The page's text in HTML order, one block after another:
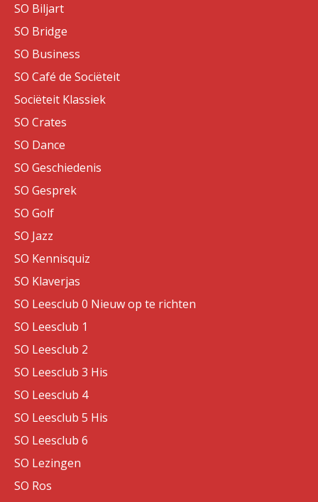
SO Biljart
SO Bridge
SO Business
SO Café de Sociëteit
Sociëteit Klassiek
SO Crates
SO Dance
SO Geschiedenis
SO Gesprek
SO Golf
SO Jazz
SO Kennisquiz
SO Klaverjas
SO Leesclub 0 Nieuw op te richten
SO Leesclub 1
SO Leesclub 2
SO Leesclub 3 His
SO Leesclub 4
SO Leesclub 5 His
SO Leesclub 6
SO Lezingen
SO Ros